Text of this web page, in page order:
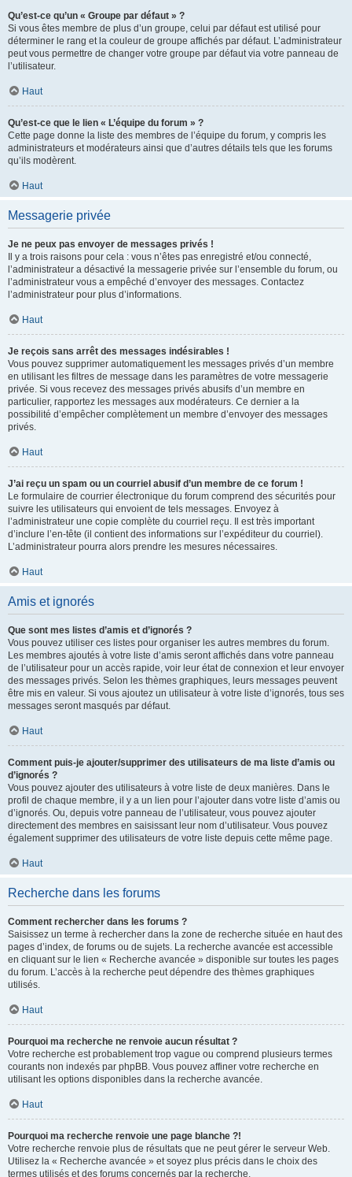
Qu’est-ce qu’un « Groupe par défaut » ?
Si vous êtes membre de plus d’un groupe, celui par défaut est utilisé pour
déterminer le rang et la couleur de groupe affichés par défaut. L’administrateur
peut vous permettre de changer votre groupe par défaut via votre panneau de
l’utilisateur.
Haut
Qu’est-ce que le lien « L’équipe du forum » ?
Cette page donne la liste des membres de l’équipe du forum, y compris les
administrateurs et modérateurs ainsi que d’autres détails tels que les forums
qu’ils modèrent.
Haut
Messagerie privée
Je ne peux pas envoyer de messages privés !
Il y a trois raisons pour cela : vous n’êtes pas enregistré et/ou connecté,
l’administrateur a désactivé la messagerie privée sur l’ensemble du forum, ou
l’administrateur vous a empêché d’envoyer des messages. Contactez
l’administrateur pour plus d’informations.
Haut
Je reçois sans arrêt des messages indésirables !
Vous pouvez supprimer automatiquement les messages privés d’un membre
en utilisant les filtres de message dans les paramètres de votre messagerie
privée. Si vous recevez des messages privés abusifs d’un membre en
particulier, rapportez les messages aux modérateurs. Ce dernier a la
possibilité d’empêcher complètement un membre d’envoyer des messages
privés.
Haut
J’ai reçu un spam ou un courriel abusif d’un membre de ce forum !
Le formulaire de courrier électronique du forum comprend des sécurités pour
suivre les utilisateurs qui envoient de tels messages. Envoyez à
l’administrateur une copie complète du courriel reçu. Il est très important
d’inclure l’en-tête (il contient des informations sur l’expéditeur du courriel).
L’administrateur pourra alors prendre les mesures nécessaires.
Haut
Amis et ignorés
Que sont mes listes d’amis et d’ignorés ?
Vous pouvez utiliser ces listes pour organiser les autres membres du forum.
Les membres ajoutés à votre liste d’amis seront affichés dans votre panneau
de l’utilisateur pour un accès rapide, voir leur état de connexion et leur envoyer
des messages privés. Selon les thèmes graphiques, leurs messages peuvent
être mis en valeur. Si vous ajoutez un utilisateur à votre liste d’ignorés, tous ses
messages seront masqués par défaut.
Haut
Comment puis-je ajouter/supprimer des utilisateurs de ma liste d’amis ou
d’ignorés ?
Vous pouvez ajouter des utilisateurs à votre liste de deux manières. Dans le
profil de chaque membre, il y a un lien pour l’ajouter dans votre liste d’amis ou
d’ignorés. Ou, depuis votre panneau de l’utilisateur, vous pouvez ajouter
directement des membres en saisissant leur nom d’utilisateur. Vous pouvez
également supprimer des utilisateurs de votre liste depuis cette même page.
Haut
Recherche dans les forums
Comment rechercher dans les forums ?
Saisissez un terme à rechercher dans la zone de recherche située en haut des
pages d’index, de forums ou de sujets. La recherche avancée est accessible
en cliquant sur le lien « Recherche avancée » disponible sur toutes les pages
du forum. L’accès à la recherche peut dépendre des thèmes graphiques
utilisés.
Haut
Pourquoi ma recherche ne renvoie aucun résultat ?
Votre recherche est probablement trop vague ou comprend plusieurs termes
courants non indexés par phpBB. Vous pouvez affiner votre recherche en
utilisant les options disponibles dans la recherche avancée.
Haut
Pourquoi ma recherche renvoie une page blanche ?!
Votre recherche renvoie plus de résultats que ne peut gérer le serveur Web.
Utilisez la « Recherche avancée » et soyez plus précis dans le choix des
termes utilisés et des forums concernés par la recherche.